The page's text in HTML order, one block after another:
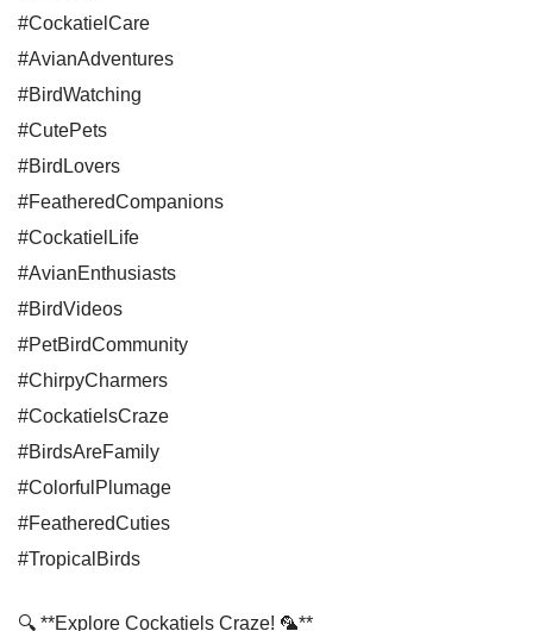
#CockatielCare
#AvianAdventures
#BirdWatching
#CutePets
#BirdLovers
#FeatheredCompanions
#CockatielLife
#AvianEnthusiasts
#BirdVideos
#PetBirdCommunity
#ChirpyCharmers
#CockatielsCraze
#BirdsAreFamily
#ColorfulPlumage
#FeatheredCuties
#TropicalBirds
🔍 **Explore Cockatiels Craze! 🦜**